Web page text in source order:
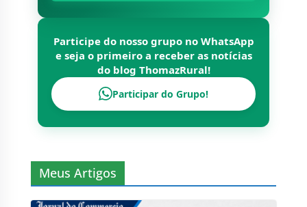
Participe do nosso grupo no WhatsApp
e seja o primeiro a receber as notícias
do blog ThomazRural!
Participar do Grupo!
Meus Artigos